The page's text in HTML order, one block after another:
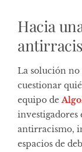
Hacia
La solución no
cuestionar
equipo de
antirracismo,
espacios de